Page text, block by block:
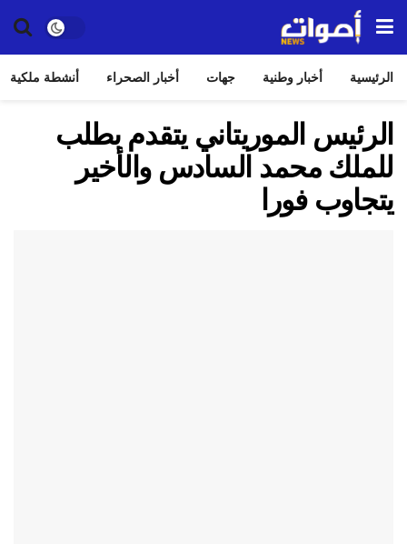
الرئيسية أخبار وطنية جهات أخبار الصحراء أنشطة ملكية
الرئيس الموريتاني يتقدم بطلب
للملك محمد السادس والأخير
يتجاوب فورا